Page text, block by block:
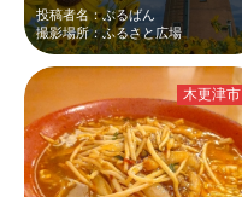
投稿者名：ぶるばん
撮影場所：ふるさと広場
木更津市